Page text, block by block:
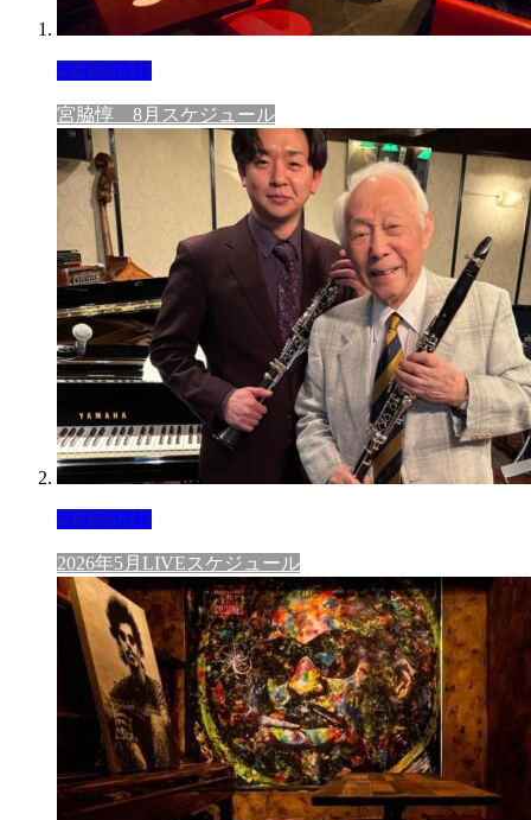
ライブ情報
宮脇惇 8月スケジュール
ライブ情報
2026年5月LIVEスケジュール